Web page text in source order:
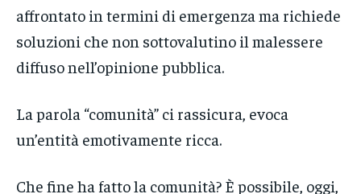
affrontato in termini di emergenza ma richiede
soluzioni che non sottovalutino il malessere
diffuso nell’opinione pubblica.
La parola “comunità” ci rassicura, evoca
un’entità emotivamente ricca.
Che fine ha fatto la comunità? È possibile, oggi,